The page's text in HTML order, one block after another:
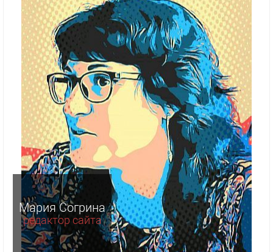
Мария Согрина
редактор сайта